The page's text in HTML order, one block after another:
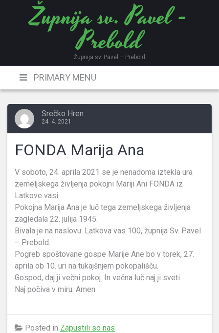
Župnija sv. Pavel -
Prebold
Župnija sv. Pavel – Prebold
PRIMARY MENU
Srečko Hren
24. 4. 2021
FONDA Marija Ana
V soboto, 24. aprila 2021 se je nenadoma iztekla ura
zemeljskega življenja pokojni Mariji Ani FONDA iz
Latkove vasi.
Pokojna Marija Ana je luč tega zemeljskega življenja
zagledala 22. julija 1945.
Bivala je na naslovu: Latkova vas 100, župnija Sv. Pavel
– Prebold.
Pogreb spoštovane gospe Marije Ane bo v torek, 27.
aprila ob 10. uri na tukajšnjem pokopališču.
Gospod, daj ji večni pokoj. In večna luč naj ji sveti.
Naj počiva v miru. Amen.
Posted in Zapustili so nas